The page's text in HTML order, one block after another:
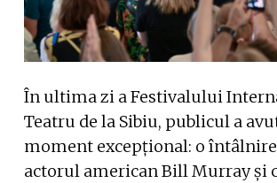
În ultima zi a Festivalului
Teatru de la Sibiu, publicul a
moment excepțional: o
actorul american Bill Murray și